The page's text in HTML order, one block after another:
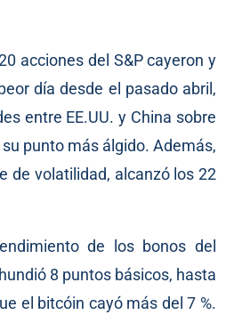
acciones del S&P cayeron y
día desde el pasado abril,
entre EE.UU. y China sobre
punto más álgido. Además,
de volatilidad, alcanzó los 22
de los bonos del
8 puntos básicos, hasta
el bitcóin cayó más del 7 %.